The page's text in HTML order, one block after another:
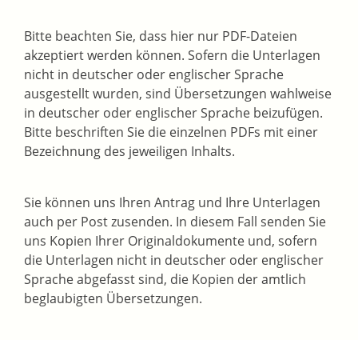
Bitte beachten Sie, dass hier nur PDF-Dateien
akzeptiert werden können. Sofern die Unterlagen
nicht in deutscher oder englischer Sprache
ausgestellt wurden, sind Übersetzungen wahlweise
in deutscher oder englischer Sprache beizufügen.
Bitte beschriften Sie die einzelnen PDFs mit einer
Bezeichnung des jeweiligen Inhalts.
Sie können uns Ihren Antrag und Ihre Unterlagen
auch per Post zusenden. In diesem Fall senden Sie
uns Kopien Ihrer Originaldokumente und, sofern
die Unterlagen nicht in deutscher oder englischer
Sprache abgefasst sind, die Kopien der amtlich
beglaubigten Übersetzungen.